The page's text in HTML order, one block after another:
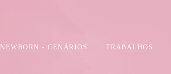
NEWBORN - CENÁRIOS TRABALHOS